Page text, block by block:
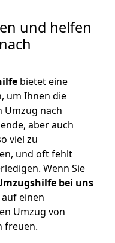
und helfen
bietet eine
um Ihnen die
Umzug nach
aber auch
viel zu
und oft fehlt
Wenn Sie
bei uns
einen
Umzug von
freuen.